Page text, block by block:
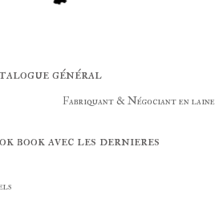
général
Fabriquant & Négociant en laine
book avec les dernieres